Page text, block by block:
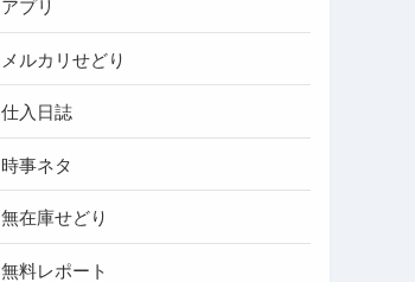
アプリ
メルカリせどり
仕入日誌
時事ネタ
無在庫せどり
無料レポート